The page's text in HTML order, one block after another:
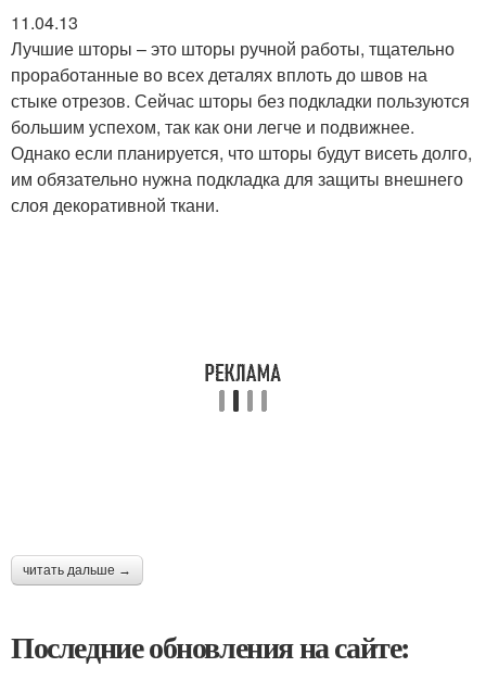
11.04.13
Лучшие шторы – это шторы ручной работы, тщательно
проработанные во всех деталях вплоть до швов на
стыке отрезов. Сейчас шторы без подкладки пользуются
большим успехом, так как они легче и подвижнее.
Однако если планируется, что шторы будут висеть долго,
им обязательно нужна подкладка для защиты внешнего
слоя декоративной ткани.
читать дальше →
Последние обновления на сайте: